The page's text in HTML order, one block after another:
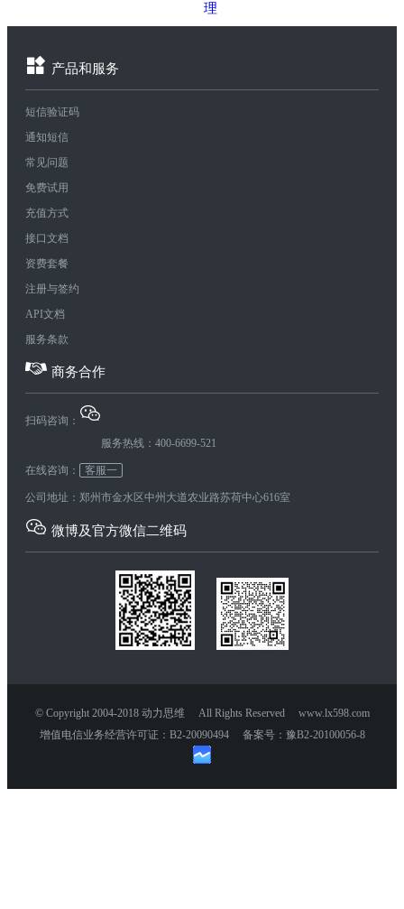
理
产品和服务
短信验证码
通知短信
常见问题
免费试用
充值方式
接口文档
资费套餐
注册与签约
API文档
服务条款
商务合作
扫码咨询：
服务热线：400-6699-521
在线咨询： 客服一
公司地址：郑州市金水区中州大道农业路苏荷中心616室
微博及官方微信二维码
© Copyright 2004-2018 动力思维 All Rights Reserved www.lx598.com
增值电信业务经营许可证：B2-20090494 备案号：豫B2-20100056-8